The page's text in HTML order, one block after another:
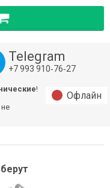
Telegram
+7 993 910‑76‑27
!
Офлайн